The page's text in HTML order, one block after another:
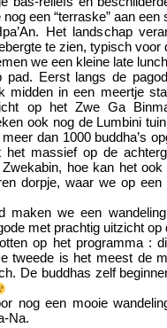
een “terraske” aan
Het landschap
te zien, typisch voor
we een kleine late
pad. Eerst langs de
midden in een meertje
op het Zwe Ga
ook nog de Lumbini
dan 1000 buddha’s
het massief op de
hoe kan het
dorpje, waar we op een
maken we een
met prachtig uitzicht op
op het programma :
tweede is het meest de
De buddhas zelf
nog een mooie
Na.